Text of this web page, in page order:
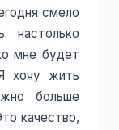
смело
мне будет
хочу жить
больше
качество,